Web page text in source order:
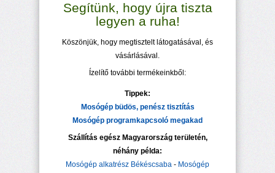
Segítünk, hogy újra tiszta
legyen a ruha!
Köszönjük, hogy megtisztelt látogatásával, és
vásárlásával.
Ízelítő további termékeinkből:
Tippek:
Mosógép büdös, penész tisztítás
Mosógép programkapcsoló megakad
Szállítás egész Magyarország területén,
néhány példa:
Mosógép alkatrész Békéscsaba - Mosógép